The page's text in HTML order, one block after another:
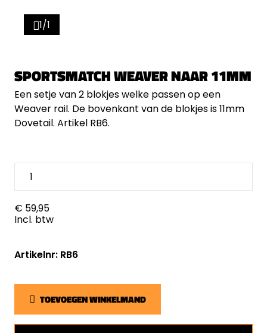
1/1
SPORTSMATCH WEAVER NAAR 11MM
Een setje van 2 blokjes welke passen op een
Weaver rail. De bovenkant van de blokjes is 11mm
Dovetail. Artikel RB6.
€ 59,95
Incl. btw
Artikelnr: RB6
TOEVOEGEN WINKELMAND